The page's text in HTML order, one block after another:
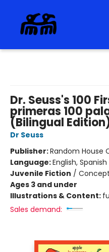
Dr. Seuss's 100
primeras 100
(Bilingual
Dr Seuss
Publisher:Random House
Language:English, Spanish
Juvenile Fiction /
Ages 3 and under
Illustrations & Content:
Sales demand: